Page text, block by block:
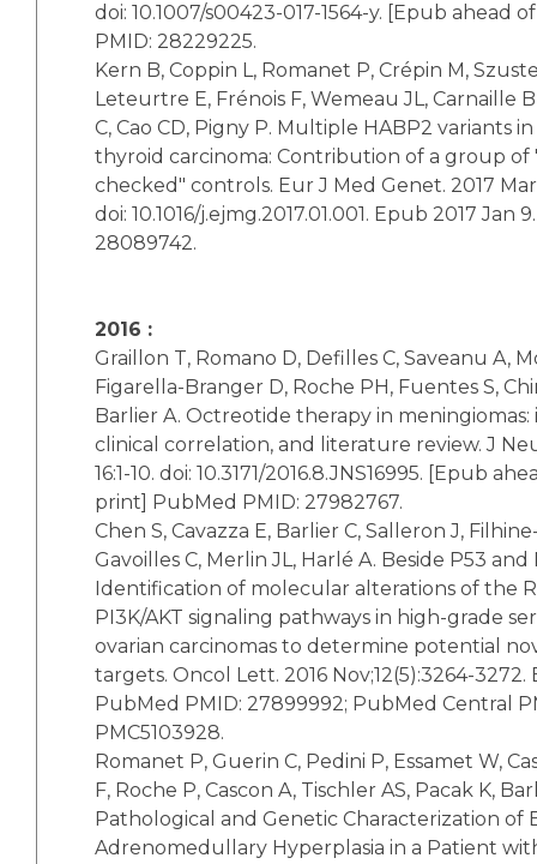
doi: 10.1007/s00423-017-1564-y. [Epub ahead
PMID: 28229225.
Kern B, Coppin L, Romanet P, Crépin M,
Leteurtre E, Frénois F, Wemeau JL, Carnaille
C, Cao CD, Pigny P. Multiple HABP2 variants
thyroid carcinoma: Contribution of a group of
checked" controls. Eur J Med Genet. 2017
doi: 10.1016/j.ejmg.2017.01.001. Epub 2017 Jan
28089742.
2016 :
Graillon T, Romano D, Defilles C, Saveanu A,
Figarella-Branger D, Roche PH, Fuentes S,
Barlier A. Octreotide therapy in meningiomas:
clinical correlation, and literature review. J
16:1-10. doi: 10.3171/2016.8.JNS16995. [Epub
print] PubMed PMID: 27982767.
Chen S, Cavazza E, Barlier C, Salleron J,
Gavoilles C, Merlin JL, Harlé A. Beside P53 and
Identification of molecular alterations of the
PI3K/AKT signaling pathways in high-grade
ovarian carcinomas to determine potential
targets. Oncol Lett. 2016 Nov;12(5):3264-3272.
PubMed PMID: 27899992; PubMed Central
PMC5103928.
Romanet P, Guerin C, Pedini P, Essamet W,
F, Roche P, Cascon A, Tischler AS, Pacak K,
Pathological and Genetic Characterization of
Adrenomedullary Hyperplasia in a Patient